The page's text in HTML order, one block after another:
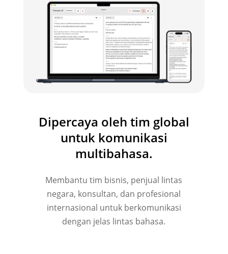
Dipercaya oleh tim global
untuk komunikasi
multibahasa.
Membantu tim bisnis, penjual lintas
negara, konsultan, dan profesional
internasional untuk berkomunikasi
dengan jelas lintas bahasa.